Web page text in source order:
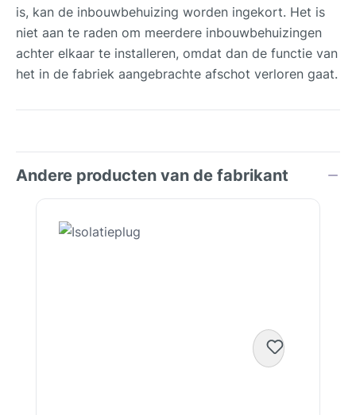
is, kan de inbouwbehuizing worden ingekort. Het is
niet aan te raden om meerdere inbouwbehuizingen
achter elkaar te installeren, omdat dan de functie van
het in de fabriek aangebrachte afschot verloren gaat.
Andere producten van de fabrikant
Productgalerij overslaan